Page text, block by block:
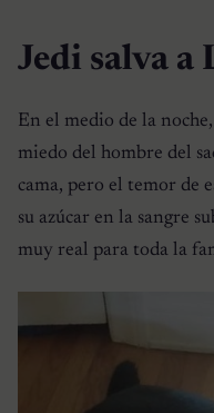
Jedi salva a
En el medio de la
miedo del hombre del
cama, pero el temor de
su azúcar en la sangre
muy real para toda la